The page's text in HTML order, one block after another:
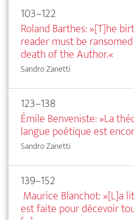
103–122
Roland Barthes: »[T]he
reader must be
death of the Author.«
Sandro Zanetti
123–138
Émile Benveniste: »La
langue poétique est
Sandro Zanetti
139–152
Maurice Blanchot: »[L]a
est faite pour décevoir